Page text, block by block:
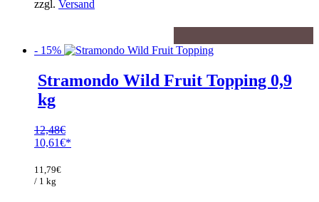
zzgl. Versand
- 15%
Stramondo Wild Fruit Topping 0,9
kg
12,48€
Ursprünglicher
war:
12,48€
10,61€
Preis
ist:
11,79€
/ 1 kg